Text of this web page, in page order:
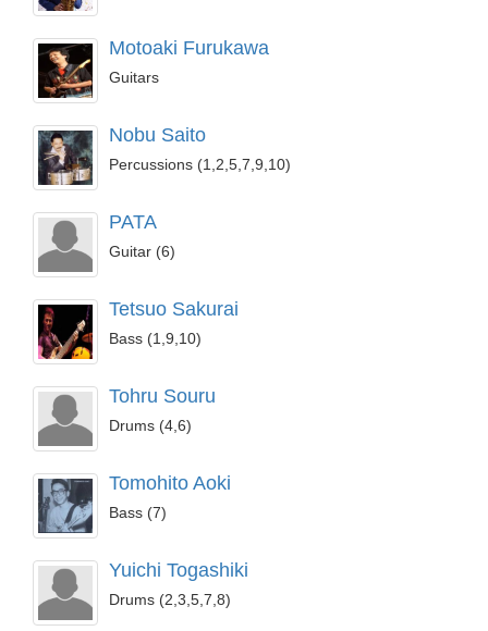
Motoaki Furukawa
Guitars
Nobu Saito
Percussions (1,2,5,7,9,10)
PATA
Guitar (6)
Tetsuo Sakurai
Bass (1,9,10)
Tohru Souru
Drums (4,6)
Tomohito Aoki
Bass (7)
Yuichi Togashiki
Drums (2,3,5,7,8)